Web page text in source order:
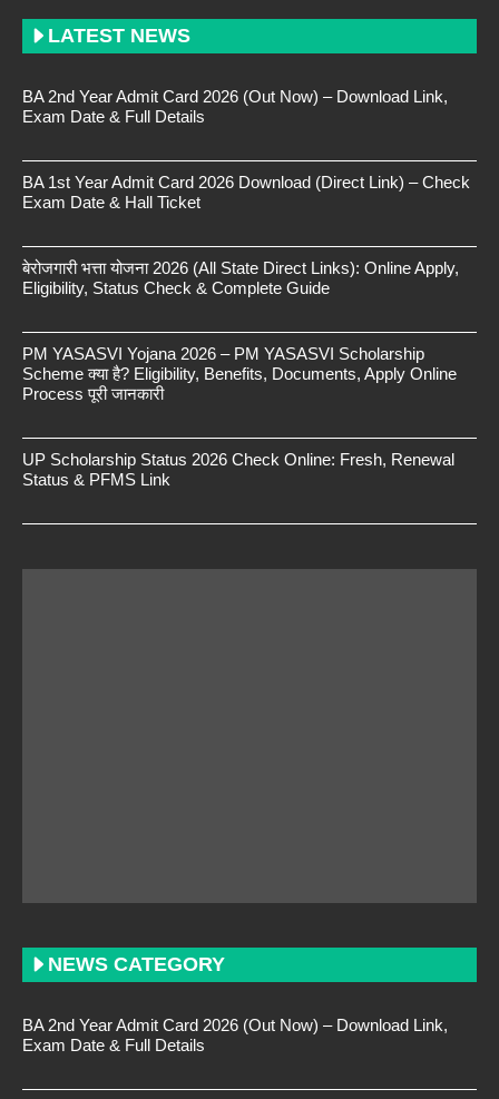
LATEST NEWS
BA 2nd Year Admit Card 2026 (Out Now) – Download Link,
Exam Date & Full Details
BA 1st Year Admit Card 2026 Download (Direct Link) – Check
Exam Date & Hall Ticket
बेरोजगारी भत्ता योजना 2026 (All State Direct Links): Online Apply,
Eligibility, Status Check & Complete Guide
PM YASASVI Yojana 2026 – PM YASASVI Scholarship
Scheme क्या है? Eligibility, Benefits, Documents, Apply Online
Process पूरी जानकारी
UP Scholarship Status 2026 Check Online: Fresh, Renewal
Status & PFMS Link
NEWS CATEGORY
BA 2nd Year Admit Card 2026 (Out Now) – Download Link,
Exam Date & Full Details